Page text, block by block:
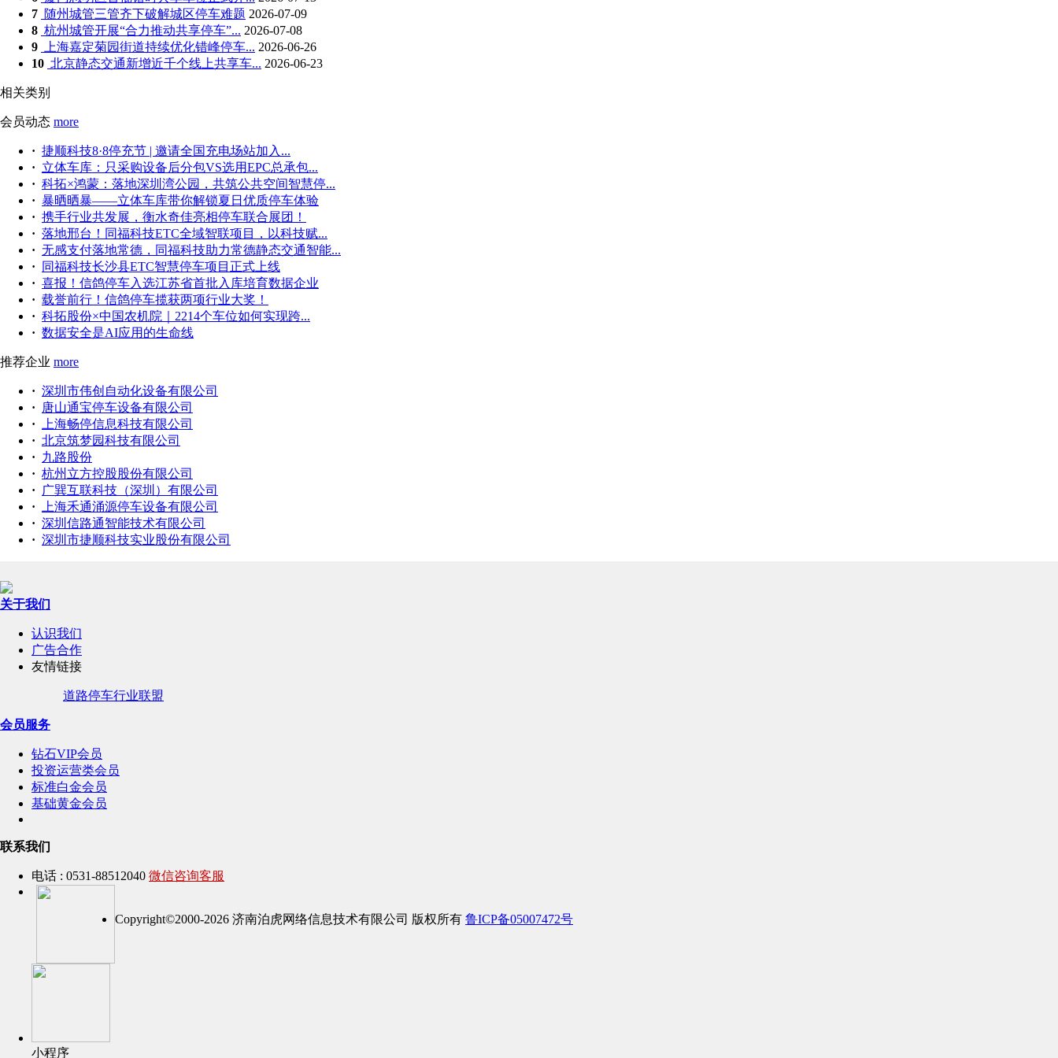
7 随州城管三管齐下破解城区停车难题 2026-07-09
8 杭州城管开展“合力推动共享停车”... 2026-07-08
9
上海嘉定菊园街道持续优化错峰停车... 2026-06-26
10 北京静态交通新增近千个线上共享车... 2026-06-23
相关类别
会员动态 more
· 捷顺科技8·8停充节 | 邀请全国充电场站加入...
· 立体车库：只采购设备后分包VS选用EPC总承包...
· 科拓×鸿蒙：落地深圳湾公园，共筑公共空间智慧停...
· 暴晒晒暴——立体车库带你解锁夏日优质停车体验
· 携手行业共发展，衡水奇佳亮相停车联合展团！
· 落地邢台！同福科技ETC全域智联项目，以科技赋...
· 无感支付落地常德，同福科技助力常德静态交通智能...
·
同福科技长沙县ETC智慧停车项目正式上线
· 喜报！信鸽停车入选江苏省首批入库培育数据企业
· 载誉前行！信鸽停车揽获两项行业大奖！
· 科拓股份×中国农机院｜2214个车位如何实现跨...
· 数据安全是AI应用的生命线
推荐企业 more
· 深圳市伟创自动化设备有限公司
·
唐山通宝停车设备有限公司
·
上海畅停信息科技有限公司
· 北京筑梦园科技有限公司
· 九路股份
· 杭州立方控股股份有限公司
·
广巽互联科技（深圳）有限公司
·
上海禾通涌源停车设备有限公司
· 深圳信路通智能技术有限公司
· 深圳市捷顺科技实业股份有限公司
关于我们
认识我们
广告合作
友情链接
道路停车行业联盟
会员服务
钻石VIP会员
投资运营类会员
标准白金会员
基础黄金会员
联系我们
电话 : 0531-88512040 微信咨询客服
Copyright©2000-2026 济南泊虎网络信息技术有限公司 版权所有 鲁ICP备05007472号
小程序